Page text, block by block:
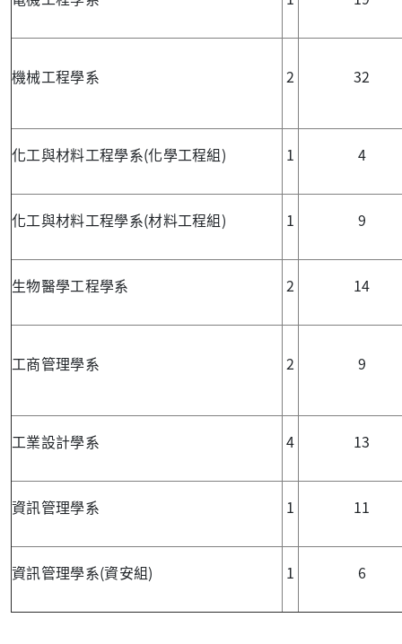
機械工程學系 2 32
化工與材料工程學系(化學工程組) 1 4
化工與材料工程學系(材料工程組) 1 9
生物醫學工程學系 2 14
工商管理學系 2 9
工業設計學系 4 13
資訊管理學系 1 11
資訊管理學系(資安組) 1 6